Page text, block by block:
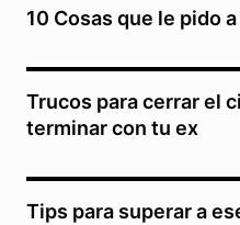
10 Cosas que le pido
Trucos para cerrar el
terminar con tu ex
Tips para superar a